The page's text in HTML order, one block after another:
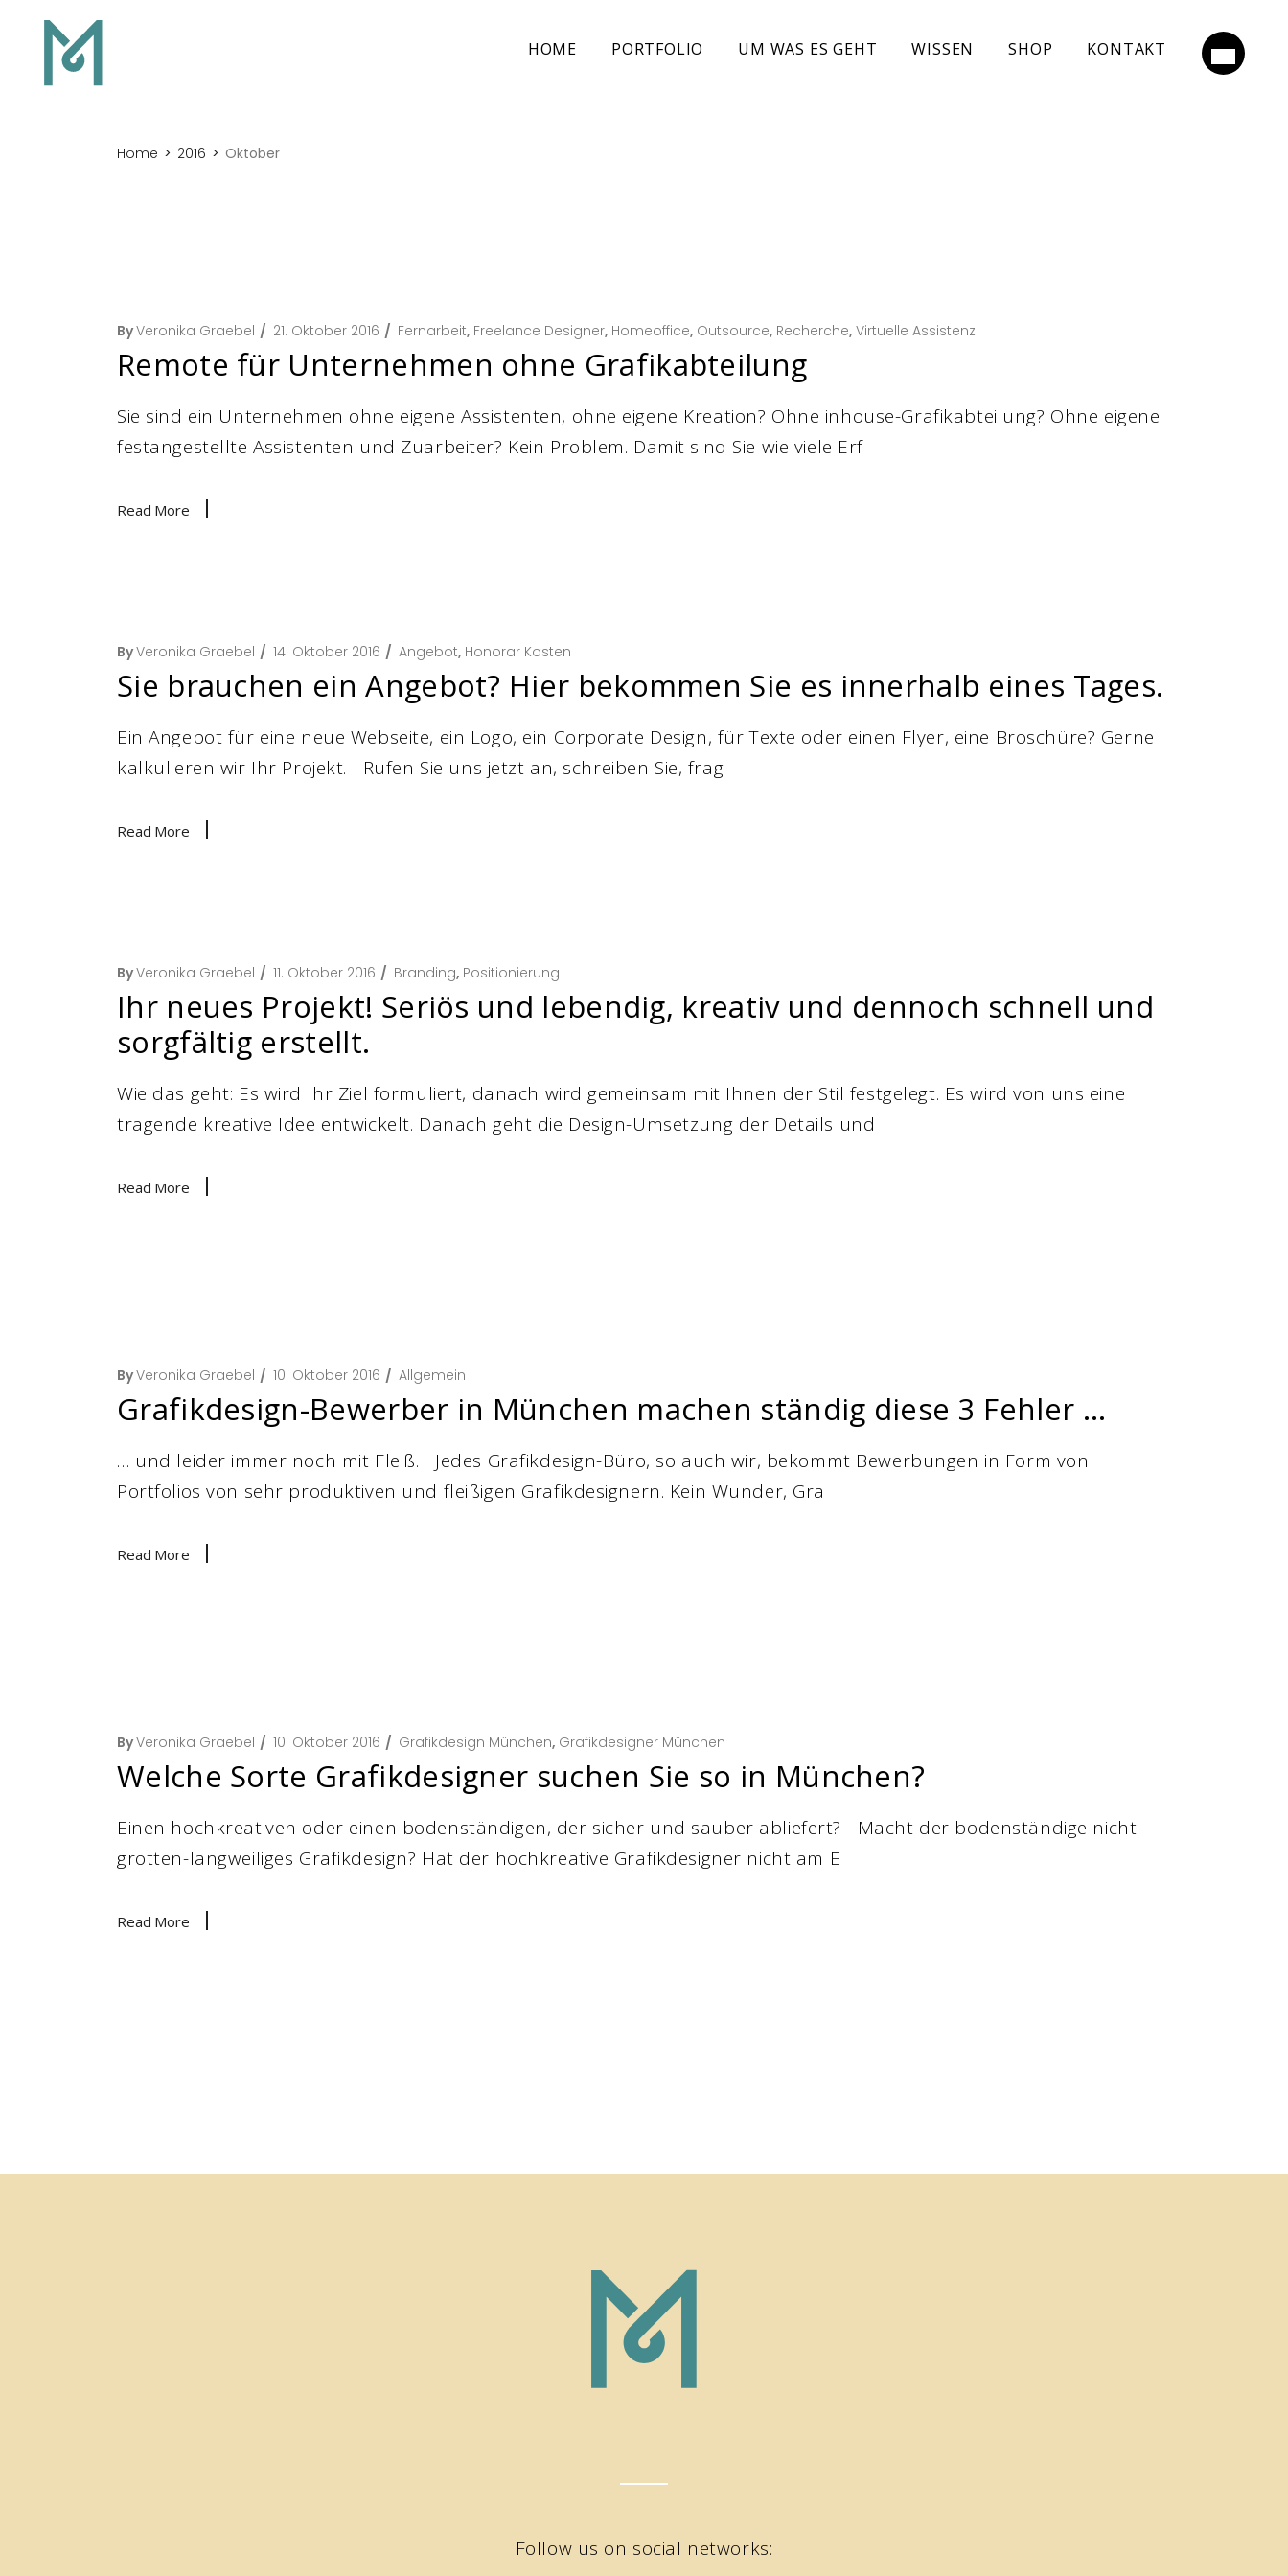
HOME PORTFOLIO UM WAS ES GEHT WISSEN SHOP KONTAKT
Home 2016 Oktober
ByVeronika Graebel 21. Oktober 2016 Fernarbeit, Freelance Designer, Homeoffice, Outsource, Recherche, Virtuelle Assistenz
Remote für Unternehmen ohne Grafikabteilung
Sie sind ein Unternehmen ohne eigene Assistenten, ohne eigene Kreation? Ohne inhouse-Grafikabteilung? Ohne eigene
festangestellte Assistenten und Zuarbeiter? Kein Problem. Damit sind Sie wie viele Erf
Read More
ByVeronika Graebel 14. Oktober 2016 Angebot, Honorar Kosten
Sie brauchen ein Angebot? Hier bekommen Sie es innerhalb eines Tages.
Ein Angebot für eine neue Webseite, ein Logo, ein Corporate Design, für Texte oder einen Flyer, eine Broschüre? Gerne
kalkulieren wir Ihr Projekt. Rufen Sie uns jetzt an, schreiben Sie, frag
Read More
ByVeronika Graebel 11. Oktober 2016 Branding, Positionierung
Ihr neues Projekt! Seriös und lebendig, kreativ und dennoch schnell und
sorgfältig erstellt.
Wie das geht: Es wird Ihr Ziel formuliert, danach wird gemeinsam mit Ihnen der Stil festgelegt. Es wird von uns eine
tragende kreative Idee entwickelt. Danach geht die Design-Umsetzung der Details und
Read More
ByVeronika Graebel 10. Oktober 2016 Allgemein
Grafikdesign-Bewerber in München machen ständig diese 3 Fehler …
… und leider immer noch mit Fleiß. Jedes Grafikdesign-Büro, so auch wir, bekommt Bewerbungen in Form von
Portfolios von sehr produktiven und fleißigen Grafikdesignern. Kein Wunder, Gra
Read More
ByVeronika Graebel 10. Oktober 2016 Grafikdesign München, Grafikdesigner München
Welche Sorte Grafikdesigner suchen Sie so in München?
Einen hochkreativen oder einen bodenständigen, der sicher und sauber abliefert? Macht der bodenständige nicht
grotten-langweiliges Grafikdesign? Hat der hochkreative Grafikdesigner nicht am E
Read More
Follow us on social networks: